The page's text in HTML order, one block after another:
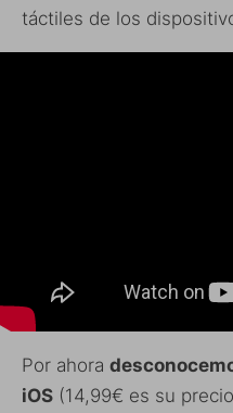
táctiles de los
Por ahora
iOS (14,99€ es su